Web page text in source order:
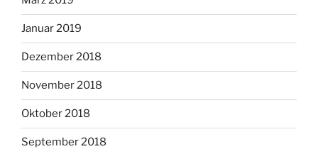
Januar 2019
Dezember 2018
November 2018
Oktober 2018
September 2018